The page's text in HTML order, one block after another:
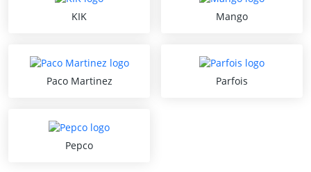
KIK Mango
Paco Martinez Parfois
Pepco